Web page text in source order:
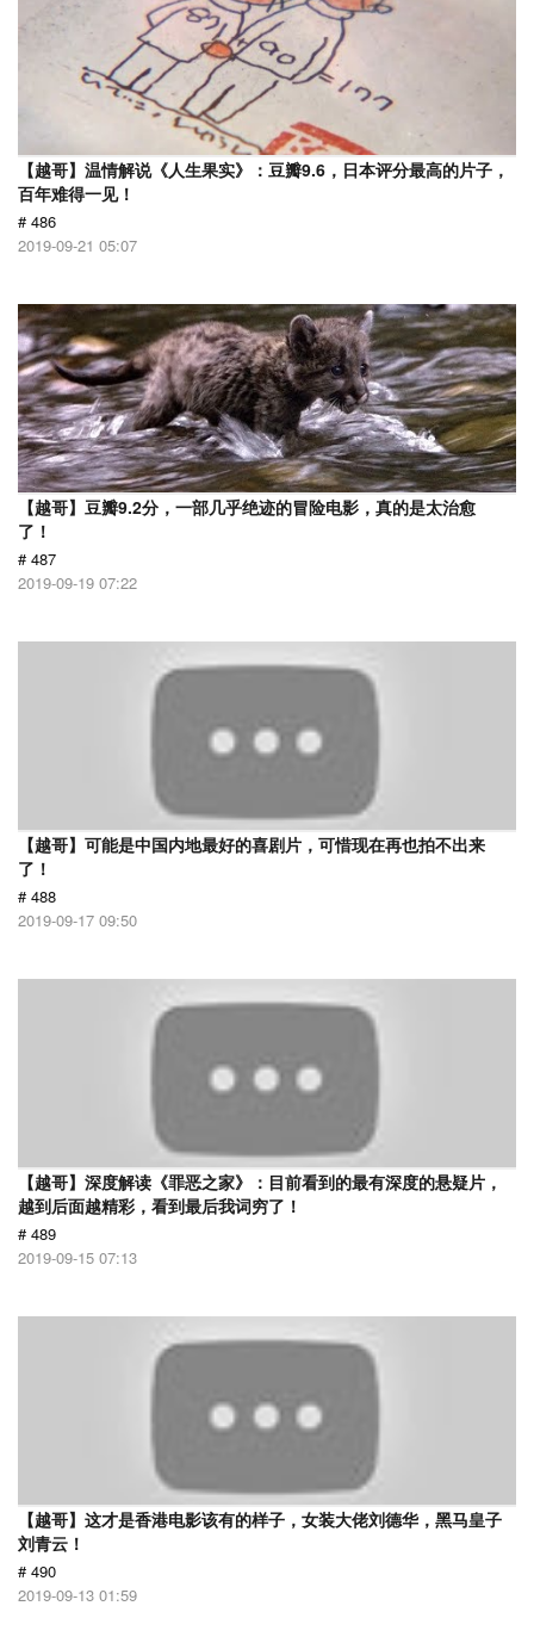
【越哥】温情解说《人生果实》：豆瓣9.6，日本评分最高的片子，
百年难得一见！
# 486
2019-09-21 05:07
【越哥】豆瓣9.2分，一部几乎绝迹的冒险电影，真的是太治愈
了！
# 487
2019-09-19 07:22
【越哥】可能是中国内地最好的喜剧片，可惜现在再也拍不出来
了！
# 488
2019-09-17 09:50
【越哥】深度解读《罪恶之家》：目前看到的最有深度的悬疑片，
越到后面越精彩，看到最后我词穷了！
# 489
2019-09-15 07:13
【越哥】这才是香港电影该有的样子，女装大佬刘德华，黑马皇子
刘青云！
# 490
2019-09-13 01:59